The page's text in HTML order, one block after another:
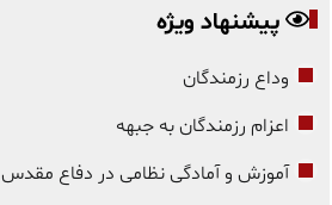
پیشنهاد ویژه
وداع رزمندگان
اعزام رزمندگان به جبهه
آموزش و آمادگی نظامی در دفاع مقدس